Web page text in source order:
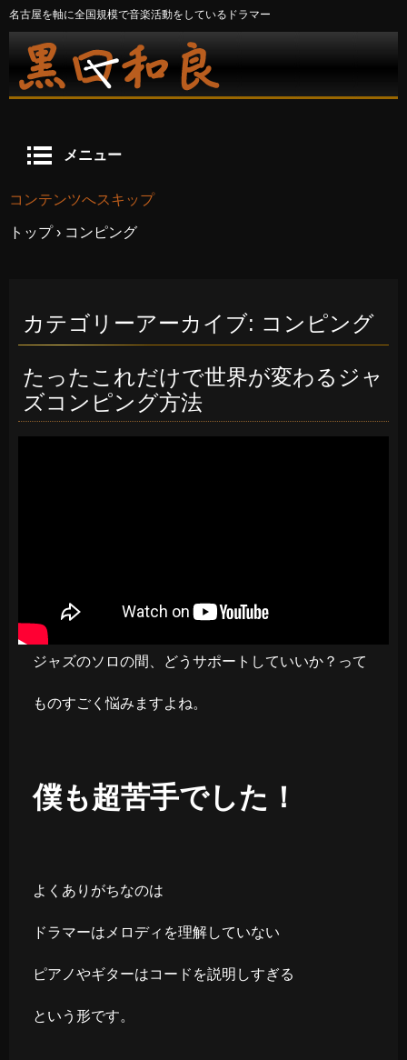
名古屋を軸に全国規模で音楽活動をしているドラマー
メニュー
コンテンツへスキップ
トップ › コンピング
カテゴリーアーカイブ: コンピング
たったこれだけで世界が変わるジャ
ズコンピング方法
ジャズのソロの間、どうサポートしていいか？って
ものすごく悩みますよね。
僕も超苦手でした！
よくありがちなのは
ドラマーはメロディを理解していない
ピアノやギターはコードを説明しすぎる
という形です。